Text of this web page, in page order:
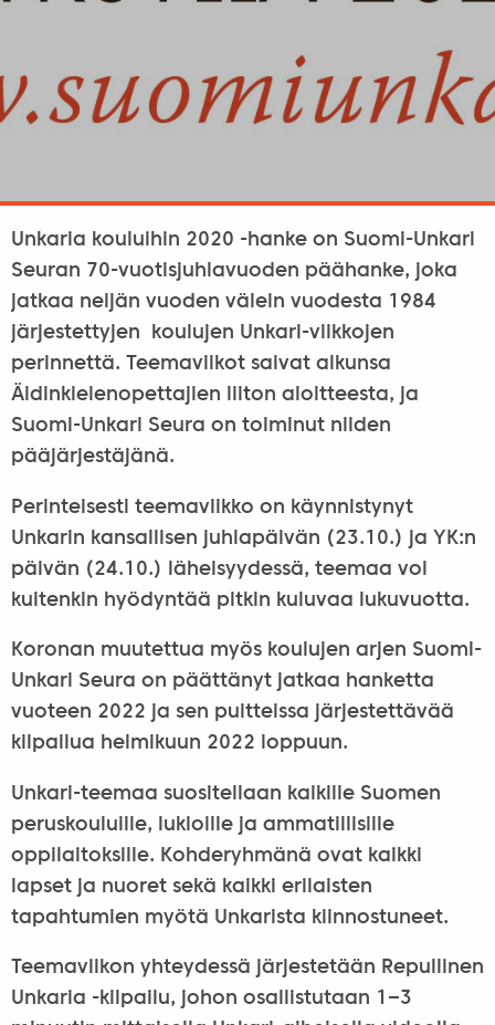
Unkaria kouluihin 2020 -hanke on Suomi-Unkari
Seuran 70-vuotisjuhlavuoden päähanke, joka
jatkaa neljän vuoden välein vuodesta 1984
järjestettyjen koulujen Unkari-viikkojen
perinnettä. Teemaviikot saivat alkunsa
Äidinkielenopettajien liiton aloitteesta, ja
Suomi-Unkari Seura on toiminut niiden
pääjärjestäjänä.
Perinteisesti teemaviikko on käynnistynyt
Unkarin kansallisen juhlapäivän (23.10.) ja YK:n
päivän (24.10.) läheisyydessä, teemaa voi
kuitenkin hyödyntää pitkin kuluvaa lukuvuotta.
Koronan muutettua myös koulujen arjen Suomi-
Unkari Seura on päättänyt jatkaa hanketta
vuoteen 2022 ja sen puitteissa järjestettävää
kilpailua helmikuun 2022 loppuun.
Unkari-teemaa suositellaan kaikille Suomen
peruskouluille, lukioille ja ammatillisille
oppilaitoksille. Kohderyhmänä ovat kaikki
lapset ja nuoret sekä kaikki erilaisten
tapahtumien myötä Unkarista kiinnostuneet.
Teemaviikon yhteydessä järjestetään Repullinen
Unkaria -kilpailu, johon osallistutaan 1‒3